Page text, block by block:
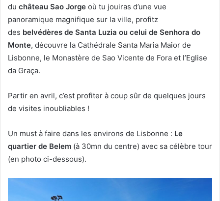
du château Sao Jorge où tu jouiras d’une vue
panoramique magnifique sur la ville, profitz
des belvédères de Santa Luzia ou celui de Senhora do
Monte, découvre la Cathédrale Santa Maria Maior de
Lisbonne, le Monastère de Sao Vicente de Fora et l’Eglise
da Graça.
Partir en avril, c’est profiter à coup sûr de quelques jours
de visites inoubliables !
Un must à faire dans les environs de Lisbonne : Le
quartier de Belem (à 30mn du centre) avec sa célèbre tour
(en photo ci-dessous).